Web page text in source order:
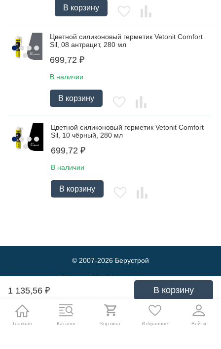
1 135,56 ₽ В корзину
В корзину
Цветной силиконовый герметик Vetonit Comfort
Sil, 08 антрацит, 280 мл
699,72 ₽
В наличии
В корзину
Цветной силиконовый герметик Vetonit Comfort
Sil, 10 чёрный, 280 мл
699,72 ₽
В наличии
В корзину
© 2007-2026 Берустрой
© Берустрой — Интернет-магазин
оптовой и розничной продажи
строительных материалов. Выгодные
Главная Каталог Корзина Избранное Войти